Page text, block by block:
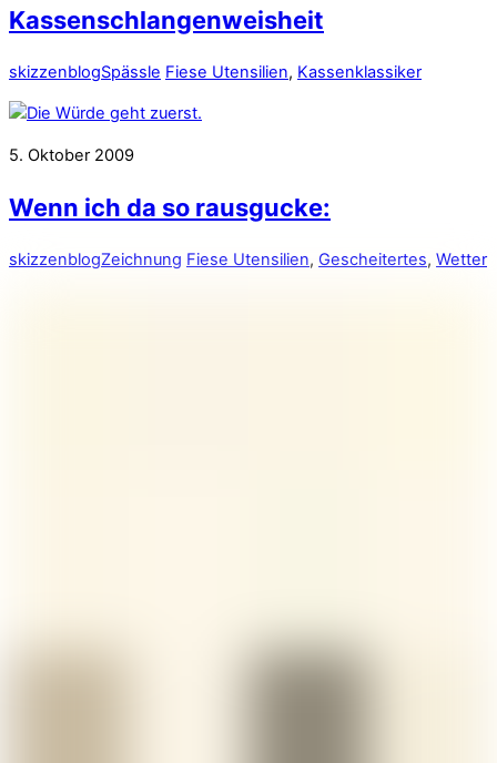
Kassenschlangenweisheit
skizzenblogSpässle Fiese Utensilien, Kassenklassiker
5. Oktober 2009
Wenn ich da so rausgucke:
skizzenblogZeichnung Fiese Utensilien, Gescheitertes, Wetter